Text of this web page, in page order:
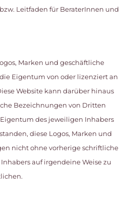
Leitfaden für BeraterInnen und
Marken und geschäftliche
Eigentum von oder lizenziert an
Website kann darüber hinaus
Bezeichnungen von Dritten
des jeweiligen Inhabers
diese Logos, Marken und
nicht ohne vorherige schriftliche
auf irgendeine Weise zu